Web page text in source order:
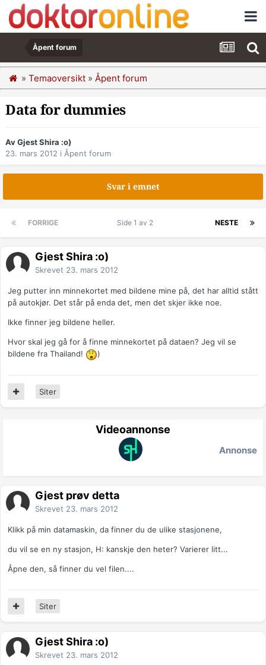
Åpent forum
» Temaoversikt » Åpent forum
Data for dummies
Av Gjest Shira :o)
23. mars 2012 i Åpent forum
Svar i emnet
FORRIGE NESTE
Side 1 av 2
Gjest Shira :o)
Skrevet 23. mars 2012
Jeg putter inn minnekortet med bildene mine på, det har alltid stått
på autokjør. Det står på enda det, men det skjer ikke noe.
Ikke finner jeg bildene heller.
Hvor skal jeg gå for å finne minnekortet på dataen? Jeg vil se
bildene fra Thailand!
)
Siter
Videoannonse
Annonse
Gjest prøv detta
Skrevet 23. mars 2012
Klikk på min datamaskin, da finner du de ulike stasjonene,
du vil se en ny stasjon, H: kanskje den heter? Varierer litt...
Åpne den, så finner du vel filen....
Siter
Gjest Shira :o)
Skrevet 23. mars 2012